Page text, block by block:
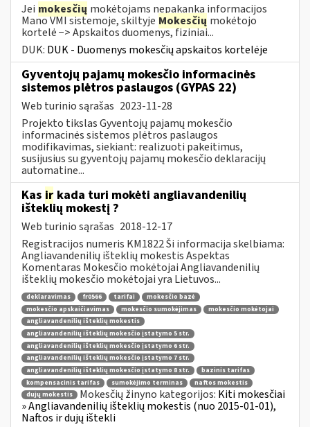
Jei mokesčių mokėtojams nepakanka informacijos
Mano VMI sistemoje, skiltyje Mokesčių mokėtojo
kortelė −> Apskaitos duomenys, fiziniai...
DUK: DUK - Duomenys mokesčių apskaitos kortelėje
Gyventojų pajamų mokesčio informacinės
sistemos plėtros paslaugos (GYPAS 22)
Web turinio sąrašas 2023-11-28
Projekto tikslas Gyventojų pajamų mokesčio
informacinės sistemos plėtros paslaugos
modifikavimas, siekiant: realizuoti pakeitimus,
susijusius su gyventojų pajamų mokesčio deklaracijų
automatine...
Kas ir kada turi mokėti angliavandenilių
išteklių mokestį ?
Web turinio sąrašas 2018-12-17
Registracijos numeris KM1822 Ši informacija skelbiama:
Angliavandenilių išteklių mokestis Aspektas
Komentaras Mokesčio mokėtojai Angliavandenilių
išteklių mokesčio mokėtojai yra Lietuvos...
deklaravimas fr0566 tarifai
mokesčio bazė
mokesčio apskaičiavimas
mokesčio sumokėjimas
mokesčio mokėtojai
angliavandenilių išteklių mokestis
angliavandenilių išteklių mokesčio įstatymo 5 str.
angliavandenilių išteklių mokesčio įstatymo 6 str.
angliavandenilių išteklių mokesčio įstatymo 7 str.
angliavandenilių išteklių mokesčio įstatymo 8 str.
bazinis tarifas
kompensacinis tarifas
sumokėjimo terminas
naftos mokestis
dujų mokestis
Mokesčių žinyno kategorijos: Kiti mokesčiai
» Angliavandenilių išteklių mokestis (nuo 2015-01-01),
Naftos ir dujų ištekli